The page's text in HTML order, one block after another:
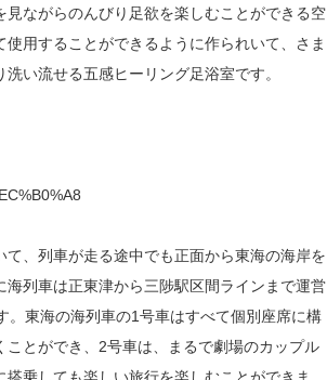
ながらのんびり足欲を楽しむことができる空
用することができるように作られいて、さま
い流せる五感ヒーリング足浴室です。
、列車が走る途中でも正面から東海の海岸を
列車は正東津から三陟駅区間ラインまで運営
。東海の海列車の1号車はすべて個別座席に構
とができ、2号車は、まるで劇場のカップル